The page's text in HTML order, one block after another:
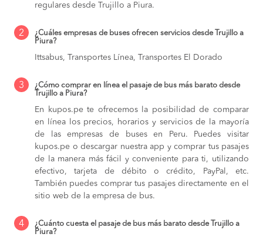
regulares desde Trujillo a Piura.
2
¿Cuáles empresas de buses ofrecen servicios desde Trujillo a
Piura?
Ittsabus, Transportes Línea, Transportes El Dorado
3
¿Cómo comprar en línea el pasaje de bus más barato desde
Trujillo a Piura?
En kupos.pe te ofrecemos la posibilidad de comparar
en línea los precios, horarios y servicios de la mayoría
de las empresas de buses en Peru. Puedes visitar
kupos.pe o descargar nuestra app y comprar tus pasajes
de la manera más fácil y conveniente para ti, utilizando
efectivo, tarjeta de débito o crédito, PayPal, etc.
También puedes comprar tus pasajes directamente en el
sitio web de la empresa de bus.
4
¿Cuánto cuesta el pasaje de bus más barato desde Trujillo a
Piura?